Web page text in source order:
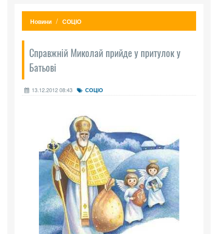
Новини СОЦІО
Справжній Миколай прийде у притулок у
Батьові
13.12.2012 08:43 СОЦІО